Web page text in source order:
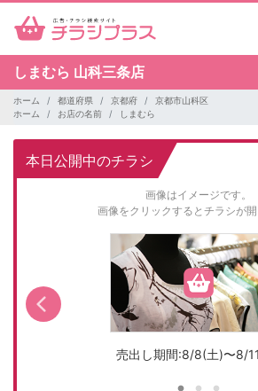
しまむら 山科三条店
ホーム 都道府県 京都府
京都市山科区
ホーム
お店の名前 しまむら
本日公開中のチラシ
画像はイメージです。
画像をクリックするとチラシが開
売出し期間:8/8(土)〜8/